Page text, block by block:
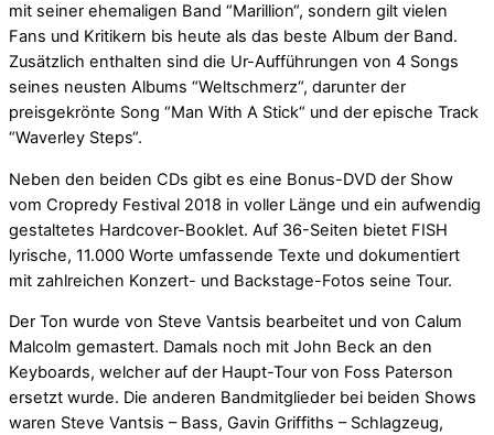
mit seiner ehemaligen Band “Marillion“, sondern gilt vielen
Fans und Kritikern bis heute als das beste Album der Band.
Zusätzlich enthalten sind die Ur-Aufführungen von 4 Songs
seines neusten Albums “Weltschmerz“, darunter der
preisgekrönte Song “Man With A Stick“ und der epische Track
“Waverley Steps“.
Neben den beiden CDs gibt es eine Bonus-DVD der Show
vom Cropredy Festival 2018 in voller Länge und ein aufwendig
gestaltetes Hardcover-Booklet. Auf 36-Seiten bietet FISH
lyrische, 11.000 Worte umfassende Texte und dokumentiert
mit zahlreichen Konzert- und Backstage-Fotos seine Tour.
Der Ton wurde von Steve Vantsis bearbeitet und von Calum
Malcolm gemastert. Damals noch mit John Beck an den
Keyboards, welcher auf der Haupt-Tour von Foss Paterson
ersetzt wurde. Die anderen Bandmitglieder bei beiden Shows
waren Steve Vantsis – Bass, Gavin Griffiths – Schlagzeug,